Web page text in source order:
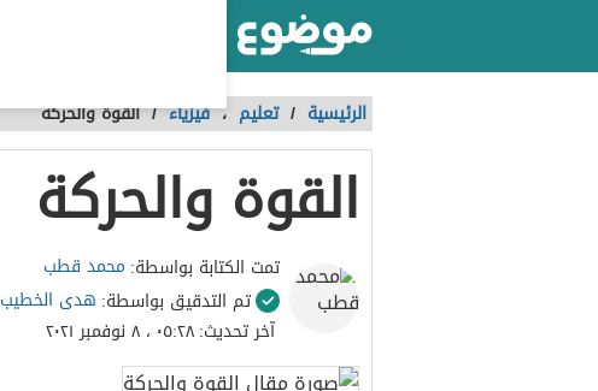
الرئيسية / تعليم ،فيزياء /القوة والحركة
القوة والحركة
تمت الكتابة بواسطة: محمد قطب
تم التدقيق بواسطة: هدى الخطيب
آخر تحديث:٠٥:٢٨ ، ٨ نوفمبر ٢٠٢١